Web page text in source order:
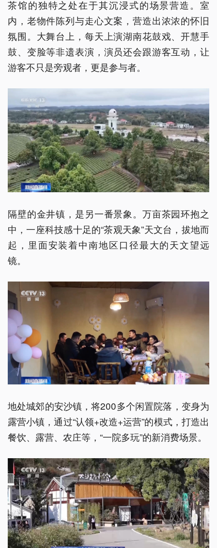
茶馆的独特之处在于其沉浸式的场景营造。室
内，老物件陈列与走心文案，营造出浓浓的怀旧
氛围。大舞台上，每天上演湖南花鼓戏、开慧手
鼓、变脸等非遗表演，演员还会跟游客互动，让
游客不只是旁观者，更是参与者。
隔壁的金井镇，是另一番景象。万亩茶园环抱之
中，一座科技感十足的“茶观天象”天文台，拔地而
起，里面安装着中南地区口径最大的天文望远
镜。
地处城郊的安沙镇，将200多个闲置院落，变身为
露营小镇，通过“认领+改造+运营”的模式，打造出
餐饮、露营、农庄等，“一院多玩”的新消费场景。